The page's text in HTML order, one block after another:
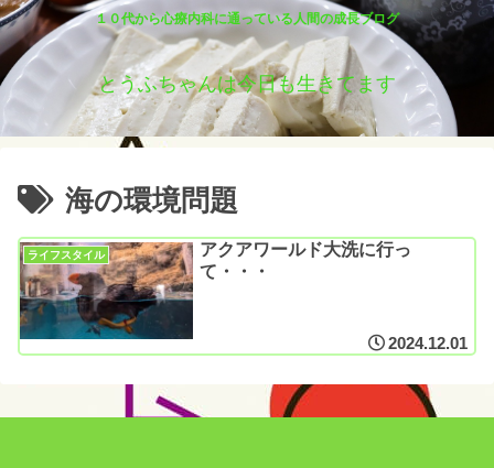
１０代から心療内科に通っている人間の成長ブログ
とうふちゃんは今日も生きてます
海の環境問題
ライフスタイル
アクアワールド大洗に行っ
て・・・
2024.12.01